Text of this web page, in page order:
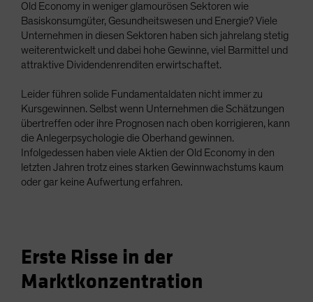
Old Economy in weniger glamourösen Sektoren wie
Basiskonsumgüter, Gesundheitswesen und Energie? Viele
Unternehmen in diesen Sektoren haben sich jahrelang stetig
weiterentwickelt und dabei hohe Gewinne, viel Barmittel und
attraktive Dividendenrenditen erwirtschaftet.
Leider führen solide Fundamentaldaten nicht immer zu
Kursgewinnen. Selbst wenn Unternehmen die Schätzungen
übertreffen oder ihre Prognosen nach oben korrigieren, kann
die Anlegerpsychologie die Oberhand gewinnen.
Infolgedessen haben viele Aktien der Old Economy in den
letzten Jahren trotz eines starken Gewinnwachstums kaum
oder gar keine Aufwertung erfahren.
Erste Risse in der
Marktkonzentration